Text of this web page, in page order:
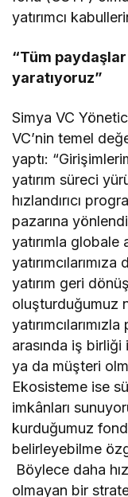
yatırımcı
“Tüm
yaratıyoruz”
Simya VC
VC’nin temel
yaptı:
yatırım süreci
hızlandırıcı
pazarına
yatırımla globale
yatırım geri
oluşturduğumuz
arasında iş birliği
ya da müşteri
Ekosisteme ise
imkânları
kurduğumuz
belirleyebilme
Böylece daha
olmayan bir